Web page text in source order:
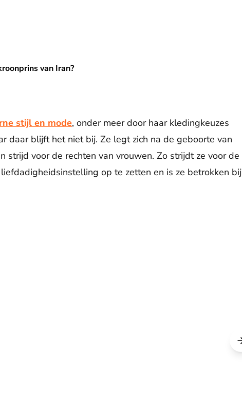
van Iran?
stijl en mode, onder meer door haar kledingkeuzes
daar blijft het niet bij. Ze legt zich na de geboorte van
strijd voor de rechten van vrouwen. Zo strijdt ze voor de
op te zetten en is ze betrokken bij